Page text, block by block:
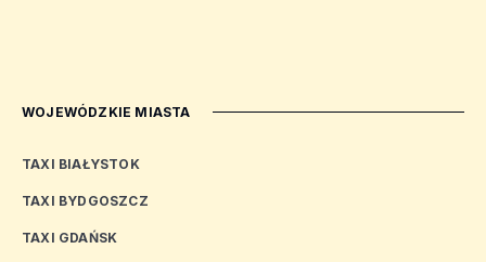
WOJEWÓDZKIE MIASTA
TAXI BIAŁYSTOK
TAXI BYDGOSZCZ
TAXI GDAŃSK